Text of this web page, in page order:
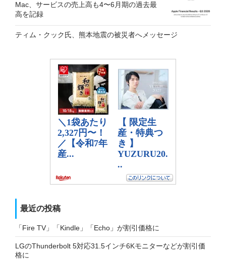
Mac、サービスの売上高も4〜6月期の過去最
高を記録
ティム・クック氏、熊本地震の被災者へメッセージ
最近の投稿
「Fire TV」「Kindle」「Echo」が割引価格に
LGのThunderbolt 5対応31.5インチ6Kモニターなどが割引価
格に